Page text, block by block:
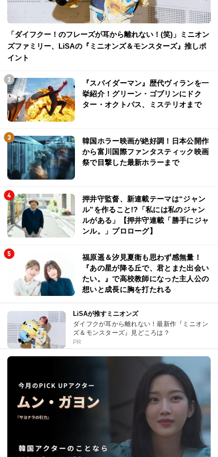
「ダイフクー！のフレーズが耳から離れない！(笑)」ミニオン
ズファミリー、LiSAの『ミニオンズ＆モンスターズ』推しポ
イント
『スパイダーマン』歴代ヴィランを一
挙紹介！グリーン・ゴブリンにドク
ター・オクトパス、ミステリオまで
韓国ホラー映画が絶好調！日本公開作
から富川国際ファンタスティック映画
祭で目撃した最新ホラーまで
押井守監督、新連載テーマは“ジャン
ル”を作ること!?「私には私のジャン
ルがある」【押井守連載「勝手にジャ
ンル。」プロローグ】
福原遥＆汐見夏衛も思わず感無量！
『あの星が降る丘で、君とまた出会い
たい。』で高校教師になった主人公の
想いと成長に胸を打たれる
LiSAが推すミニオンズ
ダイフクが耳から離れない！最新作『ミニオン
ズ＆モンスターズ』見どころは？
PR